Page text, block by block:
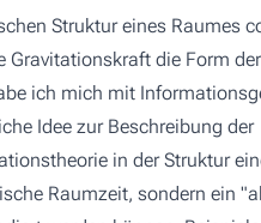
Struktur eines Raumes
Gravitationskraft die Form der
ich mich mit
Idee zur Beschreibung der
in der Struktur
Raumzeit, sondern ein